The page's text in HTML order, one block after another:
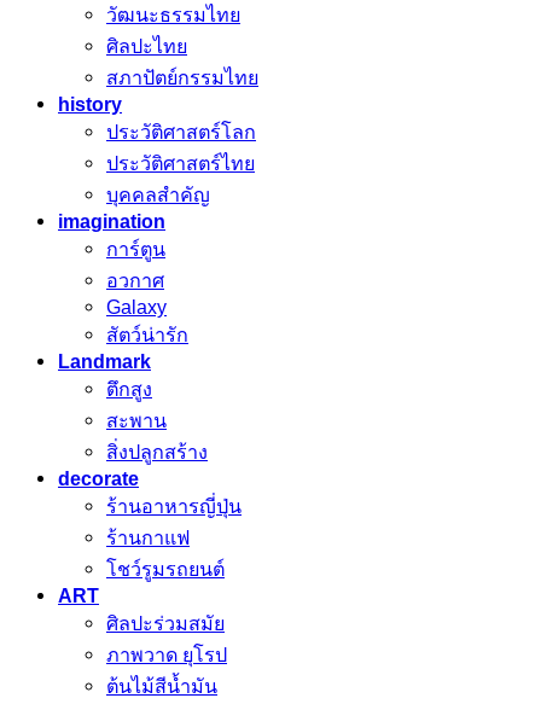
วัฒนะธรรมไทย
ศิลปะไทย
สภาปัตย์กรรมไทย
history
ประวัติศาสตร์โลก
ประวัติศาสตร์ไทย
บุคคลสำคัญ
imagination
การ์ตูน
อวกาศ
Galaxy
สัตว์น่ารัก
Landmark
ตึกสูง
สะพาน
สิ่งปลูกสร้าง
decorate
ร้านอาหารญี่ปุ่น
ร้านกาแฟ
โชว์รูมรถยนต์
ART
ศิลปะร่วมสมัย
ภาพวาด ยุโรป
ต้นไม้สีน้ำมัน